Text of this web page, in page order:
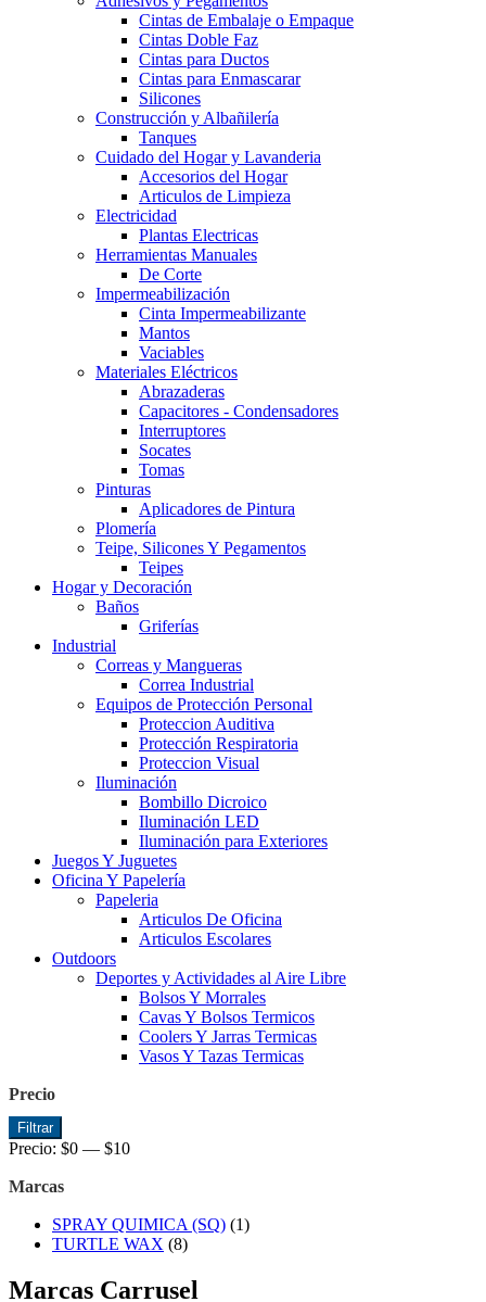
Cintas de Embalaje o Empaque
Cintas Doble Faz
Cintas para Ductos
Cintas para Enmascarar
Silicones
Construcción y Albañilería
Tanques
Cuidado del Hogar y Lavanderia
Accesorios del Hogar
Articulos de Limpieza
Electricidad
Plantas Electricas
Herramientas Manuales
De Corte
Impermeabilización
Cinta Impermeabilizante
Mantos
Vaciables
Materiales Eléctricos
Abrazaderas
Capacitores - Condensadores
Interruptores
Socates
Tomas
Pinturas
Aplicadores de Pintura
Plomería
Teipe, Silicones Y Pegamentos
Teipes
Hogar y Decoración
Baños
Griferías
Industrial
Correas y Mangueras
Correa Industrial
Equipos de Protección Personal
Proteccion Auditiva
Protección Respiratoria
Proteccion Visual
Iluminación
Bombillo Dicroico
Iluminación LED
Iluminación para Exteriores
Juegos Y Juguetes
Oficina Y Papelería
Papeleria
Articulos De Oficina
Articulos Escolares
Outdoors
Deportes y Actividades al Aire Libre
Bolsos Y Morrales
Cavas Y Bolsos Termicos
Coolers Y Jarras Termicas
Vasos Y Tazas Termicas
Precio
Precio
mínimo
Precio
máximo
Filtrar
Precio: $0 — $10
Marcas
SPRAY QUIMICA (SQ) (1)
TURTLE WAX (8)
Marcas Carrusel